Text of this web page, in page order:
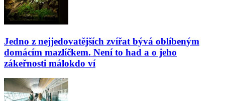
Jedno z nejjedovatějších zvířat bývá oblíbeným
domácím mazlíčkem. Není to had a o jeho
zákeřnosti málokdo ví